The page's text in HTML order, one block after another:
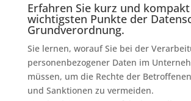
Erfahren Sie kurz und
wichtigsten Punkte der
Grundverordnung.
Sie lernen, worauf Sie bei der
personenbezogener Daten im
müssen, um die Rechte der
und Sanktionen zu vermeiden.